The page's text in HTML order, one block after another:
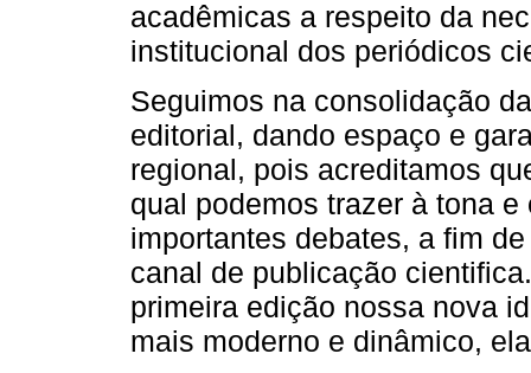
acadêmicas a respeito da
institucional dos periódicos
Seguimos na consolidação
editorial, dando espaço e
regional, pois acreditamos
qual podemos trazer à tona
importantes debates, a fim
canal de publicação
primeira edição nossa nova
mais moderno e dinâmico,